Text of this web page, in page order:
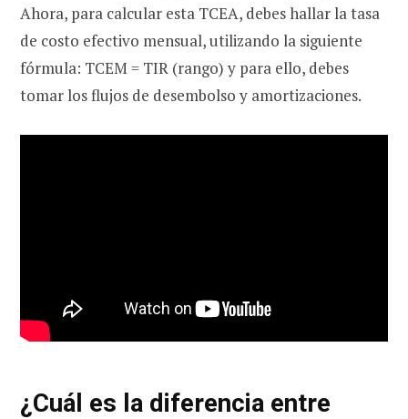
Ahora, para calcular esta TCEA, debes hallar la tasa
de costo efectivo mensual, utilizando la siguiente
fórmula: TCEM = TIR (rango) y para ello, debes
tomar los flujos de desembolso y amortizaciones.
¿Cuál es la diferencia entre